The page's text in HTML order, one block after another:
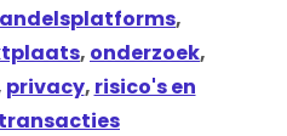
,
, onderzoek,
privacy, risico's en
transacties